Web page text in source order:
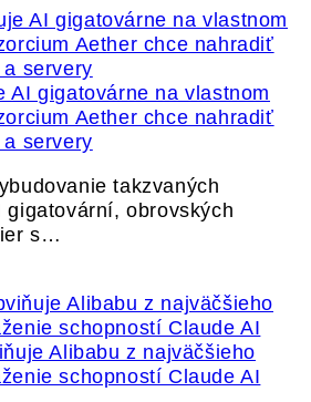
AI gigatovárne na vlastnom
Aether chce nahradiť
servery
takzvaných
gigatovární, obrovských
s…
Alibabu z najväčšieho
schopností Claude AI